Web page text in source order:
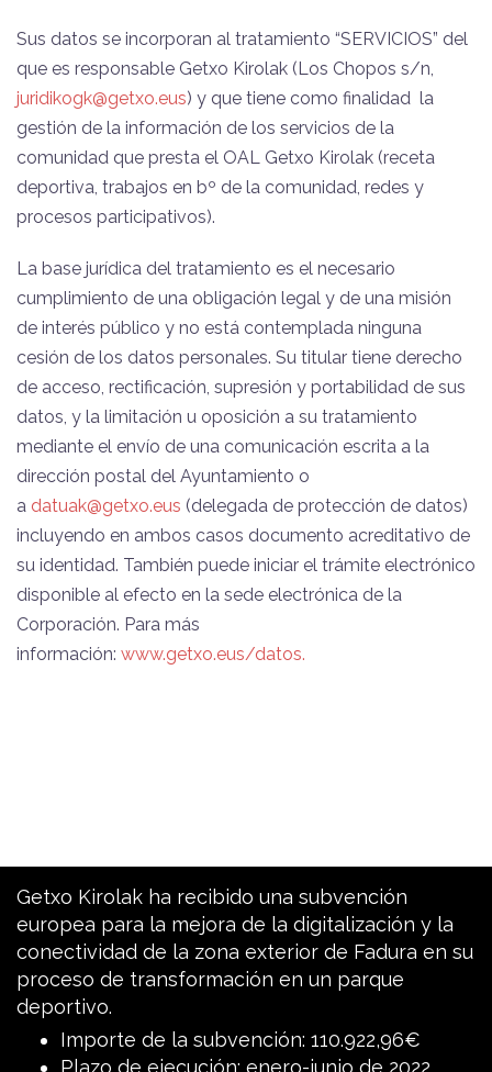
Sus datos se incorporan al tratamiento “SERVICIOS” del
que es responsable Getxo Kirolak (Los Chopos s/n,
juridikogk@getxo.eus) y que tiene como finalidad la
gestión de la información de los servicios de la
comunidad que presta el OAL Getxo Kirolak (receta
deportiva, trabajos en bº de la comunidad, redes y
procesos participativos).
La base jurídica del tratamiento es el necesario
cumplimiento de una obligación legal y de una misión
de interés público y no está contemplada ninguna
cesión de los datos personales. Su titular tiene derecho
de acceso, rectificación, supresión y portabilidad de sus
datos, y la limitación u oposición a su tratamiento
mediante el envío de una comunicación escrita a la
dirección postal del Ayuntamiento o
a datuak@getxo.eus (delegada de protección de datos)
incluyendo en ambos casos documento acreditativo de
su identidad. También puede iniciar el trámite electrónico
disponible al efecto en la sede electrónica de la
Corporación. Para más
información: www.getxo.eus/datos.
Getxo Kirolak ha recibido una subvención
europea para la mejora de la digitalización y la
conectividad de la zona exterior de Fadura en su
proceso de transformación en un parque
deportivo.
Importe de la subvención: 110.922,96€
Plazo de ejecución: enero-junio de 2022